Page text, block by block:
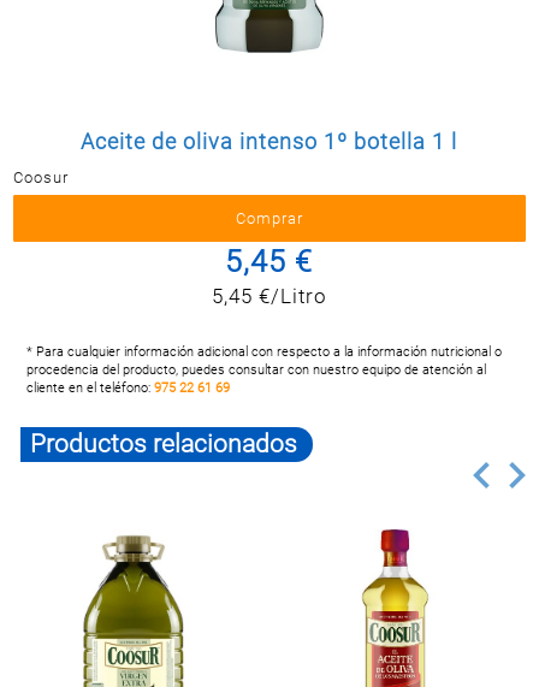
Postal
Aceite de oliva intenso 1º botella 1 l
Coosur
5,45 €
5,45 €/Litro
* Para cualquier información adicional con respecto a la información nutricional o
procedencia del producto, puedes consultar con nuestro equipo de atención al
cliente en el teléfono:975 22 61 69
Productos relacionados